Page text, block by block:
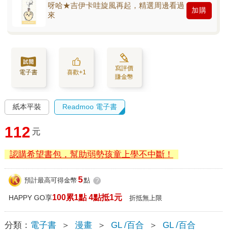
呀哈★吉伊卡哇旋風再起，精選周邊看過
來
加購
電子書 喜歡+1
寫評價
賺金幣
紙本平裝 Readmoo 電子書
112 元
認購希望書包，幫助弱勢孩童上學不中斷！
預計最高可得金幣 5點 ?
HAPPY GO享100累1點 4點抵1元 折抵無上限
分類： 電子書 ＞ 漫畫 ＞ GL /百合 ＞ GL /百合